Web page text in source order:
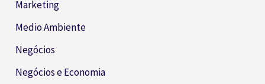
Marketing
Medio Ambiente
Negócios
Negócios e Economia